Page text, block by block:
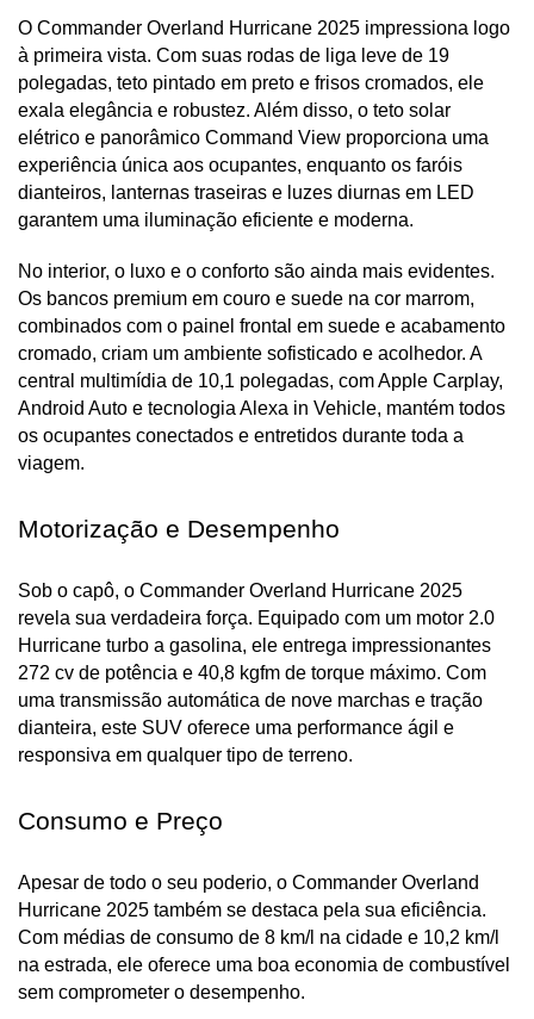
O Commander Overland Hurricane 2025 impressiona logo
à primeira vista. Com suas rodas de liga leve de 19
polegadas, teto pintado em preto e frisos cromados, ele
exala elegância e robustez. Além disso, o teto solar
elétrico e panorâmico Command View proporciona uma
experiência única aos ocupantes, enquanto os faróis
dianteiros, lanternas traseiras e luzes diurnas em LED
garantem uma iluminação eficiente e moderna.
No interior, o luxo e o conforto são ainda mais evidentes.
Os bancos premium em couro e suede na cor marrom,
combinados com o painel frontal em suede e acabamento
cromado, criam um ambiente sofisticado e acolhedor. A
central multimídia de 10,1 polegadas, com Apple Carplay,
Android Auto e tecnologia Alexa in Vehicle, mantém todos
os ocupantes conectados e entretidos durante toda a
viagem.
Motorização e Desempenho
Sob o capô, o Commander Overland Hurricane 2025
revela sua verdadeira força. Equipado com um motor 2.0
Hurricane turbo a gasolina, ele entrega impressionantes
272 cv de potência e 40,8 kgfm de torque máximo. Com
uma transmissão automática de nove marchas e tração
dianteira, este SUV oferece uma performance ágil e
responsiva em qualquer tipo de terreno.
Consumo e Preço
Apesar de todo o seu poderio, o Commander Overland
Hurricane 2025 também se destaca pela sua eficiência.
Com médias de consumo de 8 km/l na cidade e 10,2 km/l
na estrada, ele oferece uma boa economia de combustível
sem comprometer o desempenho.